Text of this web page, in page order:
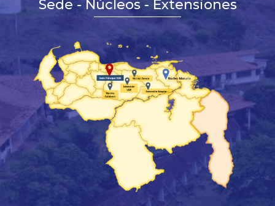
Sede - Núcleos - Extensiones